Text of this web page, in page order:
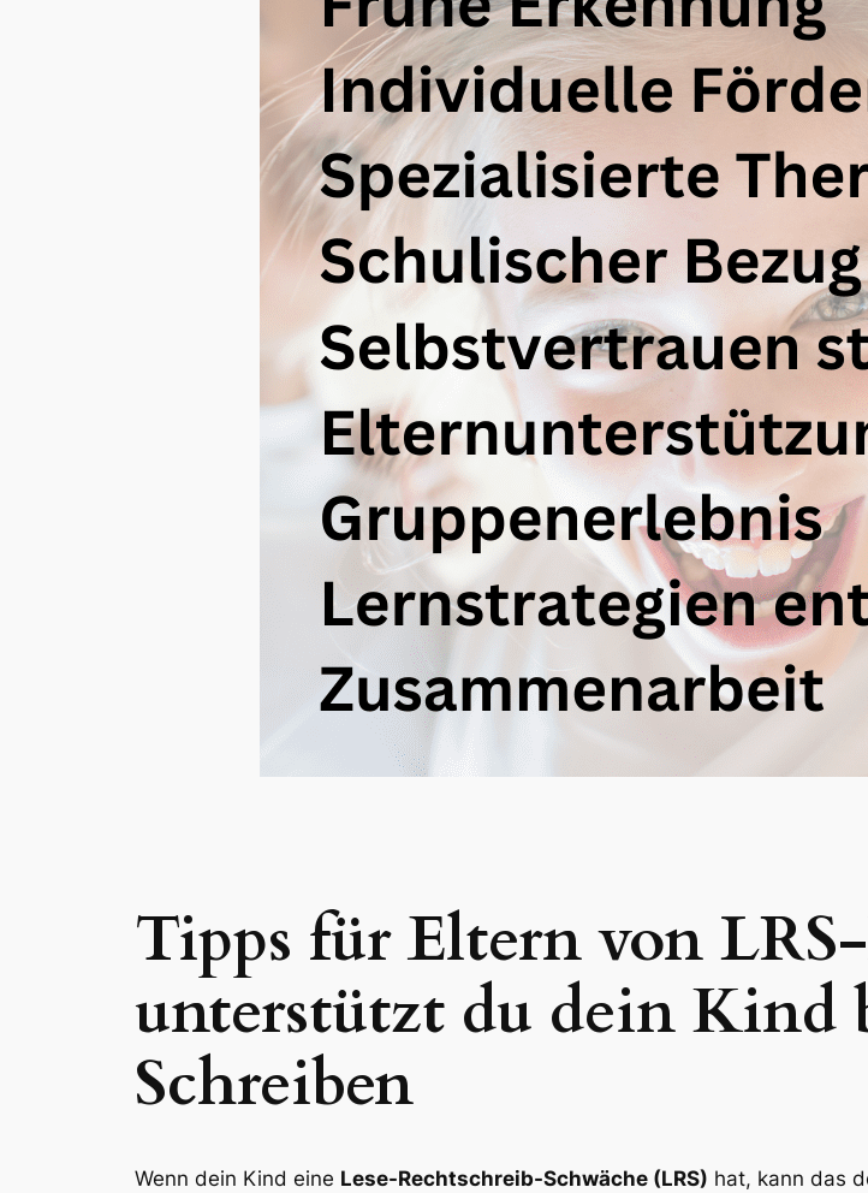
Tipps für Eltern von
unterstützt du dein Kind
Schreiben
Wenn dein Kind eine Lese-Rechtschreib-Schwäche (LRS) hat, kann das